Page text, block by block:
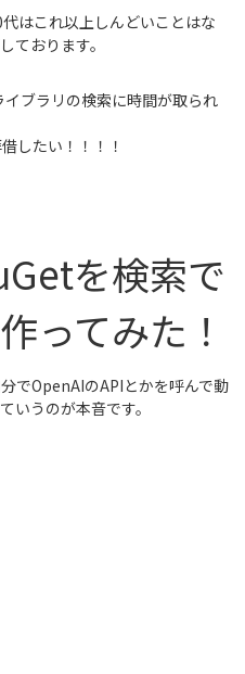
はこれ以上しんどいことはな
ております。
ブラリの検索に時間が取られ
したい！！！！
を検索で
ってみた！
でOpenAIのAPIとかを呼んで動
いうのが本音です。